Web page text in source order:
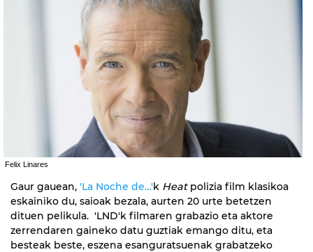
Felix Linares
Gaur gauean, 'La Noche de…'k Heatpolizia film klasikoa
eskainiko du, saioak bezala, aurten 20 urte betetzen
dituen pelikula. 'LND'k filmaren grabazio eta aktore
zerrendaren gaineko datu guztiak emango ditu, eta
besteak beste, eszena esanguratsuenak grabatzeko